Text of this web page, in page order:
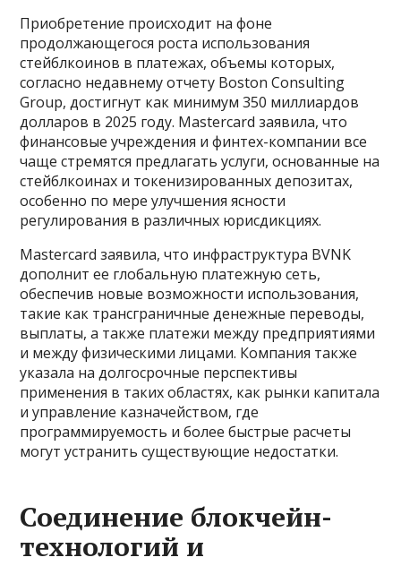
Приобретение происходит на фоне
продолжающегося роста использования
стейблкоинов в платежах, объемы которых,
согласно недавнему отчету Boston Consulting
Group, достигнут как минимум 350 миллиардов
долларов в 2025 году. Mastercard заявила, что
финансовые учреждения и финтех-компании все
чаще стремятся предлагать услуги, основанные на
стейблкоинах и токенизированных депозитах,
особенно по мере улучшения ясности
регулирования в различных юрисдикциях.
Mastercard заявила, что инфраструктура BVNK
дополнит ее глобальную платежную сеть,
обеспечив новые возможности использования,
такие как трансграничные денежные переводы,
выплаты, а также платежи между предприятиями
и между физическими лицами. Компания также
указала на долгосрочные перспективы
применения в таких областях, как рынки капитала
и управление казначейством, где
программируемость и более быстрые расчеты
могут устранить существующие недостатки.
Соединение блокчейн-
технологий и